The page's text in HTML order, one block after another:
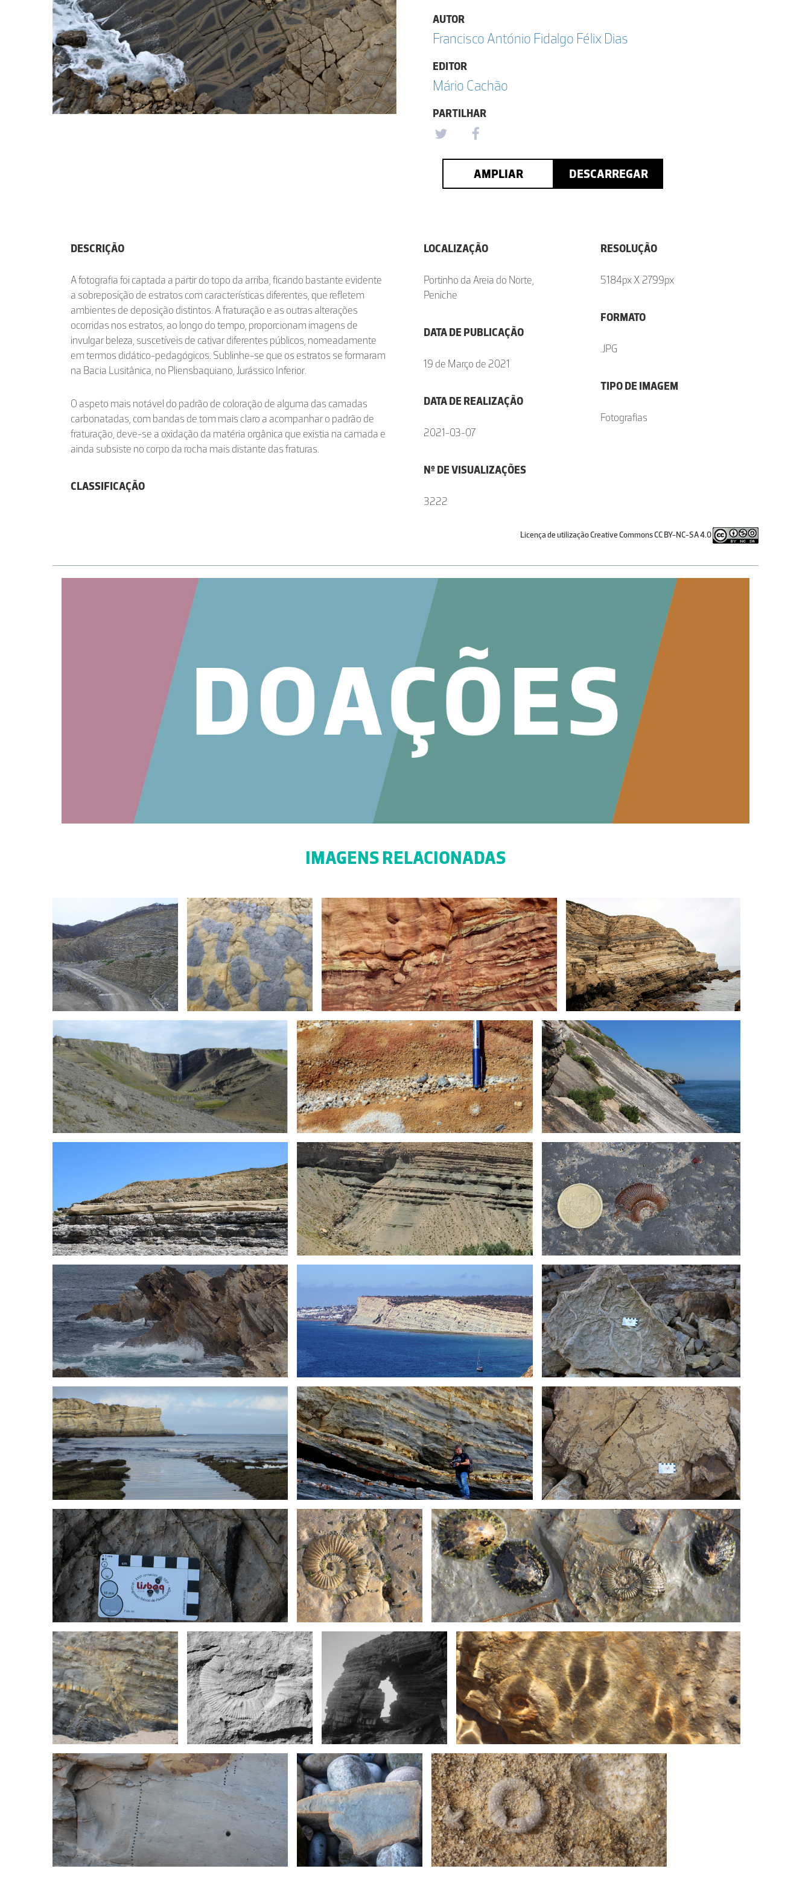
AUTOR
Francisco António Fidalgo Félix Dias
EDITOR
Mário Cachão
PARTILHAR
AMPLIAR DESCARREGAR
DESCRIÇÃO
A fotografia foi captada a partir do topo da arriba, ficando bastante evidente
a sobreposição de estratos com características diferentes, que refletem
ambientes de deposição distintos. A fraturação e as outras alterações
ocorridas nos estratos, ao longo do tempo, proporcionam imagens de
invulgar beleza, suscetíveis de cativar diferentes públicos, nomeadamente
em termos didático-pedagógicos. Sublinhe-se que os estratos se formaram
na Bacia Lusitânica, no Pliensbaquiano, Jurássico Inferior.
O aspeto mais notável do padrão de coloração de alguma das camadas
carbonatadas, com bandas de tom mais claro a acompanhar o padrão de
fraturação, deve-se a oxidação da matéria orgânica que existia na camada e
ainda subsiste no corpo da rocha mais distante das fraturas.
CLASSIFICAÇÃO
LOCALIZAÇÃO
Portinho da Areia do Norte,
Peniche
DATA DE PUBLICAÇÃO
19 de Março de 2021
DATA DE REALIZAÇÃO
2021-03-07
Nº DE VISUALIZAÇÕES
3222
RESOLUÇÃO
5184px X 2799px
FORMATO
.JPG
TIPO DE IMAGEM
Fotografias
Licença de utilização Creative Commons CC BY-NC-SA 4.0
IMAGENS RELACIONADAS